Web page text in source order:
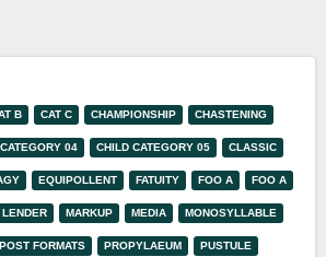
B CAT C CHAMPIONSHIP CHASTENING
04 CHILD CATEGORY 05 CLASSIC
EQUIPOLLENT FATUITY FOO A FOO A
LENDER MARKUP MEDIA MONOSYLLABLE
POST FORMATS PROPYLAEUM PUSTULE